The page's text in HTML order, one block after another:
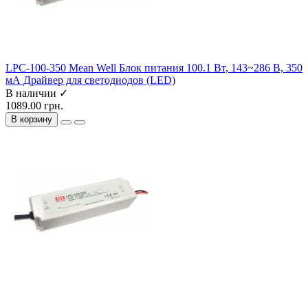
LPC-100-350 Mean Well Блок питания 100.1 Вт, 143~286 В, 350
мА Драйвер для светодиодов (LED)
В наличии ✓
1089.00 грн.
В корзину